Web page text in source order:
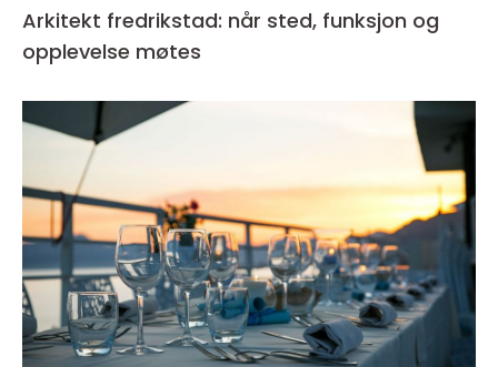
Arkitekt fredrikstad: når sted, funksjon og
opplevelse møtes